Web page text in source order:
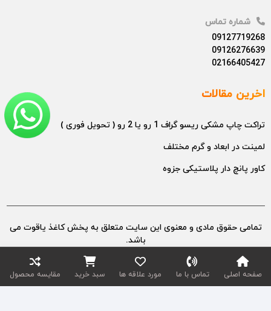
صفحه اصلی تماس با ما مورد علاقه ها سبد خرید مقایسه محصول
شماره تماس
09127719268
09126276639
02166405427
اخرین مقالات
تراکت چاپ مشکی ریسو گراف 1 رو یا 2 رو ( تحویل فوری )
لمینت در ابعاد و گرم مختلف
کاور پانچ دار پلاستیکی جزوه
تمامی حقوق مادی و معنوی این سایت متعلق به پخش کاغذ یاقوت می
باشد.
طراح سایت : عامر تجارت خلیج فارس